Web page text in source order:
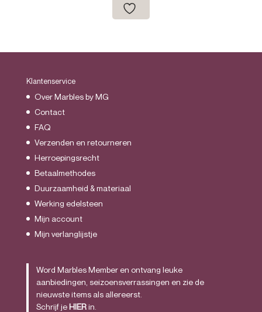
Klantenservice
Over Marbles by MG
Contact
FAQ
Verzenden en retourneren
Herroepingsrecht
Betaalmethodes
Duurzaamheid & materiaal
Werking edelsteen
Mijn account
Mijn verlanglijstje
Word Marbles Member en ontvang leuke
aanbiedingen, seizoensverrassingen en zie de
nieuwste items als allereerst.
Schrijf jeHIERin.